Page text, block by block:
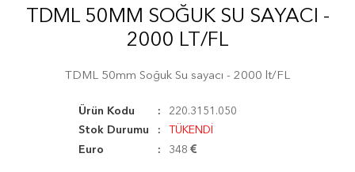
TDML 50MM SOĞUK SU SAYACI -
2000 LT/FL
TDML 50mm Soğuk Su sayacı - 2000 lt/FL
Ürün Kodu
220.3151.050
Stok Durumu
TÜKENDİ
Euro
348